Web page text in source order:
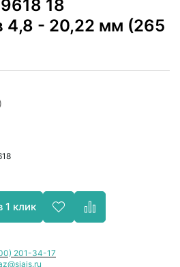
18
4,8 - 20,22 мм (265
1 клик
201-34-17